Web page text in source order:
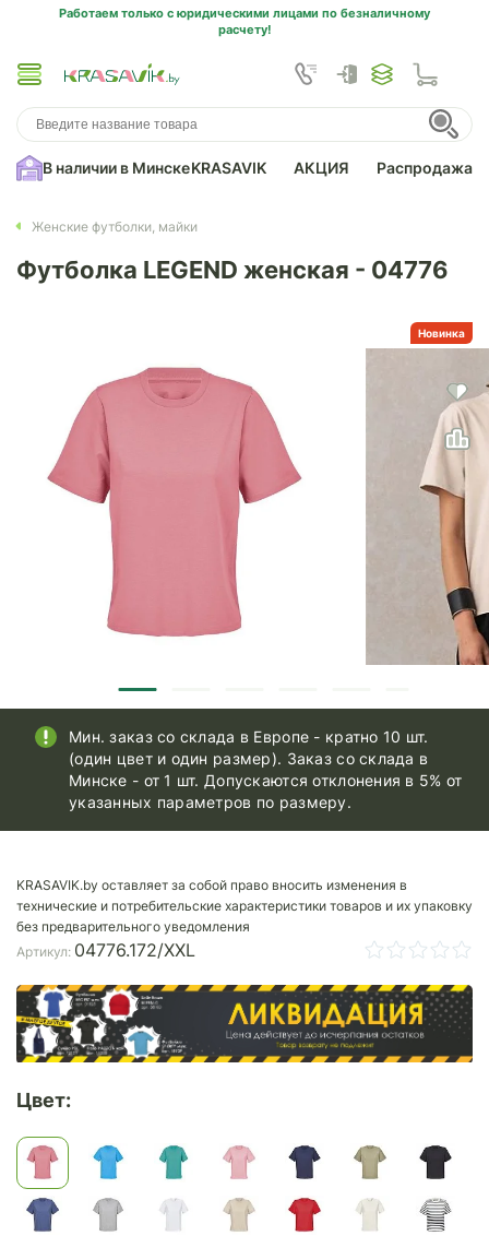
Работаем только с юридическими лицами по безналичному
расчету!
В наличии в МинскеKRASAVIK АКЦИЯ Распродажа
Женские футболки, майки
Футболка LEGEND женская - 04776
Новинка
Мин. заказ со склада в Европе - кратно 10 шт.
(один цвет и один размер). Заказ со склада в
Минске - от 1 шт. Допускаются отклонения в 5% от
указанных параметров по размеру.
KRASAVIK.by оставляет за собой право вносить изменения в
технические и потребительские характеристики товаров и их упаковку
без предварительного уведомления
Артикул: 04776.172/XXL
Цвет: